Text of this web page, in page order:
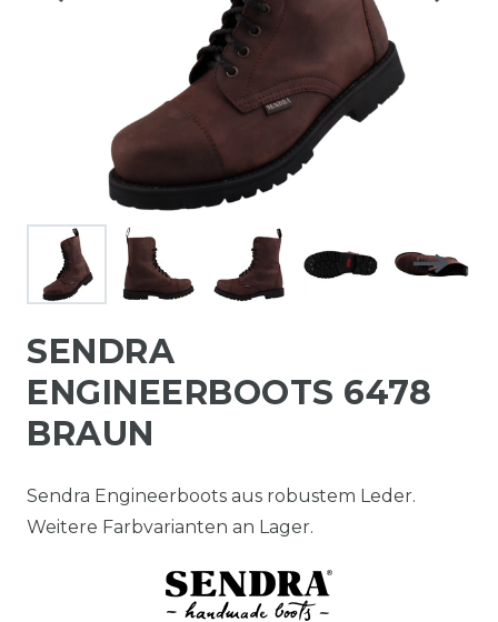
SENDRA
ENGINEERBOOTS 6478
BRAUN
Sendra Engineerboots aus robustem Leder.
Weitere Farbvarianten an Lager.